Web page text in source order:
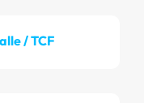
/ TCF